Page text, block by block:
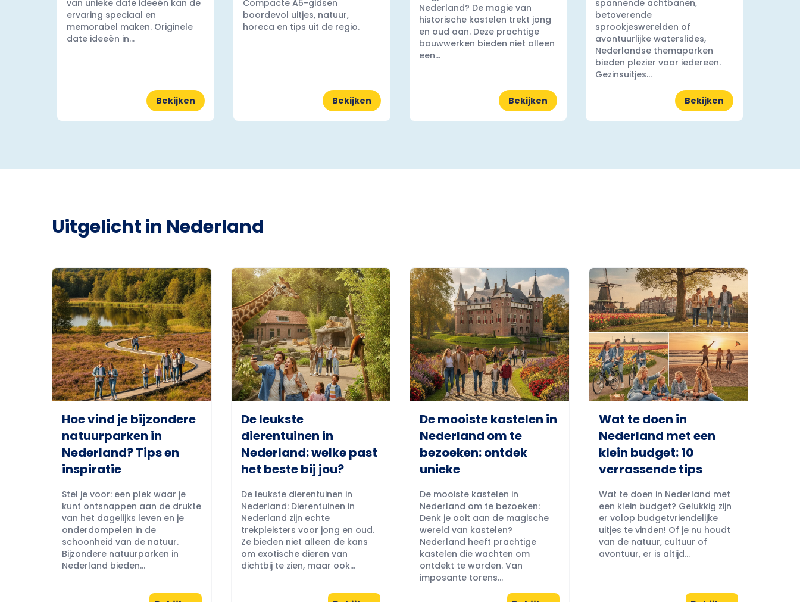
van unieke date ideeën kan de
ervaring speciaal en
memorabel maken. Originele
date ideeën in...
Bekijken
Compacte A5-gidsen
boordevol uitjes, natuur,
horeca en tips uit de regio.
Bekijken
Nederland? De magie van
historische kastelen trekt jong
en oud aan. Deze prachtige
bouwwerken bieden niet alleen
een...
Bekijken
spannende achtbanen,
betoverende
sprookjeswerelden of
avontuurlijke waterslides,
Nederlandse themaparken
bieden plezier voor iedereen.
Gezinsuitjes...
Bekijken
Uitgelicht in Nederland
Hoe vind je bijzondere
natuurparken in
Nederland? Tips en
inspiratie
Stel je voor: een plek waar je
kunt ontsnappen aan de drukte
van het dagelijks leven en je
onderdompelen in de
schoonheid van de natuur.
Bijzondere natuurparken in
Nederland bieden...
De leukste
dierentuinen in
Nederland: welke past
het beste bij jou?
De leukste dierentuinen in
Nederland: Dierentuinen in
Nederland zijn echte
trekpleisters voor jong en oud.
Ze bieden niet alleen de kans
om exotische dieren van
dichtbij te zien, maar ook...
De mooiste kastelen in
Nederland om te
bezoeken: ontdek
unieke
De mooiste kastelen in
Nederland om te bezoeken:
Denk je ooit aan de magische
wereld van kastelen?
Nederland heeft prachtige
kastelen die wachten om
ontdekt te worden. Van
imposante torens...
Wat te doen in
Nederland met een
klein budget: 10
verrassende tips
Wat te doen in Nederland met
een klein budget? Gelukkig zijn
er volop budgetvriendelijke
uitjes te vinden! Of je nu houdt
van de natuur, cultuur of
avontuur, er is altijd...